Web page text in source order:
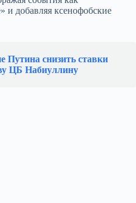
и добавляя ксенофобские
Путина снизить ставки
ЦБ Набиуллину